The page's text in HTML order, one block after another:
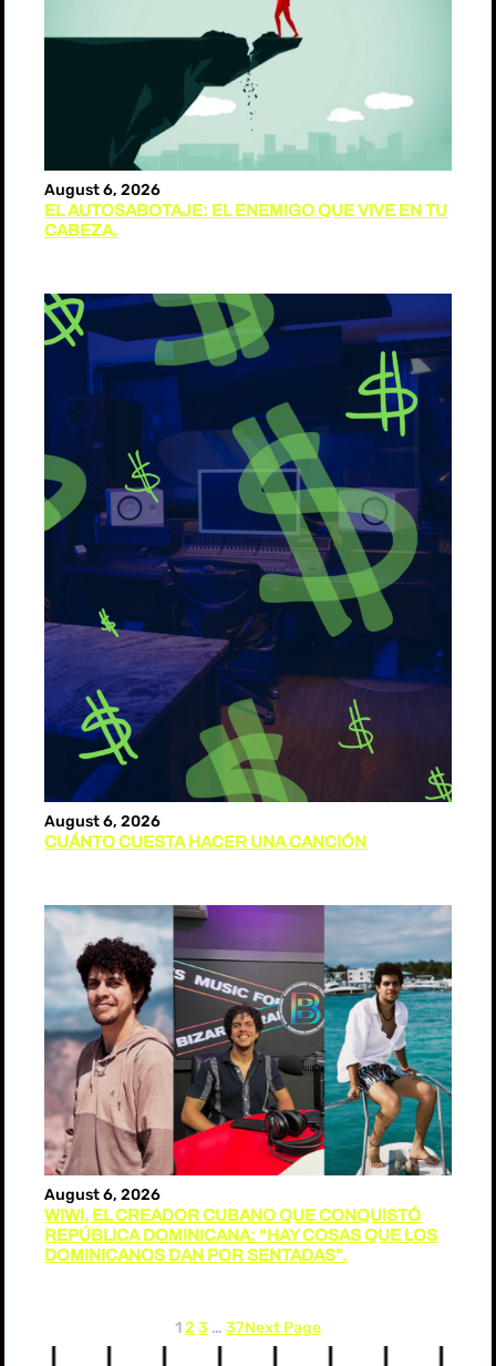
August 6, 2026
EL AUTOSABOTAJE: EL ENEMIGO QUE VIVE EN TU
CABEZA.
August 6, 2026
CUÁNTO CUESTA HACER UNA CANCIÓN
August 6, 2026
WIWI, EL CREADOR CUBANO QUE CONQUISTÓ
REPÚBLICA DOMINICANA: “HAY COSAS QUE LOS
DOMINICANOS DAN POR SENTADAS”.
12 3 … 37Next Page